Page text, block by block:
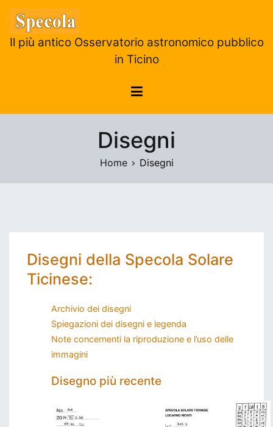
Skip
content
Il più antico Osservatorio astronomico pubblico
in Ticino
Disegni
Home Disegni
Disegni della Specola Solare
Ticinese:
Archivio dei disegni
Spiegazioni dei disegni e legenda
Note concernenti la riproduzione e l’uso delle
immagini
Disegno più recente